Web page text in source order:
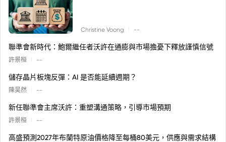
Christine Voong --
聯準會新時代：鮑爾繼任者沃許在通膨與市場擔憂下釋放謹慎信號
許景桓 --
儲存晶片板塊反彈：AI 是否能延續週期？
陳昊然 --
新任聯準會主席沃許：重塑溝通策略，引導市場預期
許景桓 --
高盛預測2027年布蘭特原油價格降至每桶80美元，供應與需求結構